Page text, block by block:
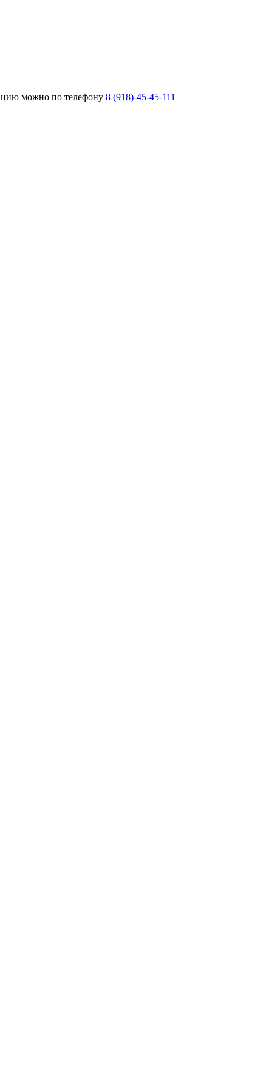
можно по телефону 8 (918)-45-45-111